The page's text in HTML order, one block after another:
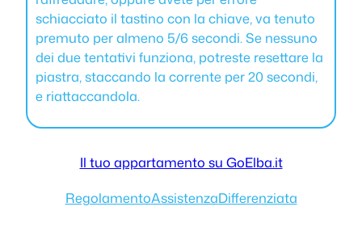
schiacciato il tastino con la chiave, va tenuto
premuto per almeno 5/6 secondi. Se nessuno
dei due tentativi funziona, potreste resettare la
piastra, staccando la corrente per 20 secondi,
e riattaccandola.
Il tuo appartamento su GoElba.it
RegolamentoAssistenzaDifferenziata